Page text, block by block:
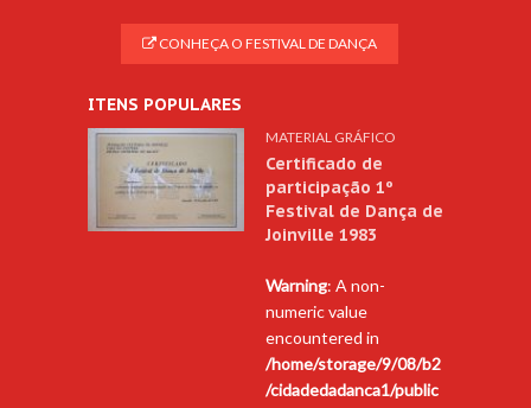
CONHEÇA O FESTIVAL DE DANÇA
ITENS POPULARES
MATERIAL GRÁFICO
Certificado de
participação 1º
Festival de Dança de
Joinville 1983
Warning: A non-
numeric value
encountered in
/home/storage/9/08/b2
/cidadedadanca1/public